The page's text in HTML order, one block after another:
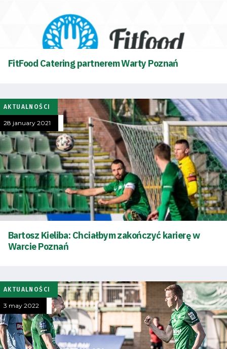
FitFood Catering partnerem Warty Poznań
AKTUALNOŚCI
28 january 2021
Bartosz Kieliba: Chciałbym zakończyć karierę w
Warcie Poznań
AKTUALNOŚCI
3 may 2022